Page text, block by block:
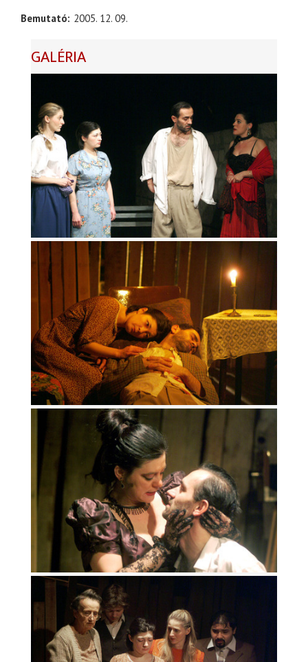
Bemutató 2005. 12. 09.
GALÉRIA